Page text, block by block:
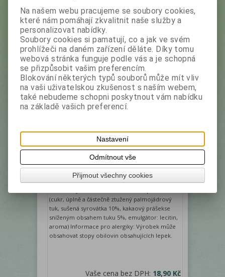
Vaše cena bez DPH:49,90 Kč
Vaše cena s DPH:
55,90 Kč
Přidat do košíku
ks
BONA VITA Rýžové chlebíčky s
MLÉČNOU POLEVOU 70g (10)
Výrobce: Bona Vita Katalogové číslo:
(cukr, úplně a částečně ztužený palmojádrový
tuk, sušená syrovátka ​​​​​​​10%, kakaový prášekse
sníženým obsahem tuku 5%, emulgátor: lecitin,
aroma) Informace pro alergiky: Výrobek může
obsahovat stopy obilovin obsahujících lepek.
Vaše cena bez DPH: 18,90 Kč
Na našem webu pracujeme se soubory cookies,
které nám pomáhají zkvalitnit naše služby a
personalizovat nabídky.
Soubory cookies si pamatují, co a jak ve svém
prohlížeči na daném zařízení děláte. Díky tomu
webová stránka funguje podle vás a je schopná
se přizpůsobit vašim preferencím.
Blokování některých typů souborů může mít vliv
na vaši uživatelskou zkušenost s naším webem,
také nebudeme schopni poskytnout vám nabídku
na základě vašich preferencí.
Nastavení
Odmítnout vše
Přijmout všechny cookies